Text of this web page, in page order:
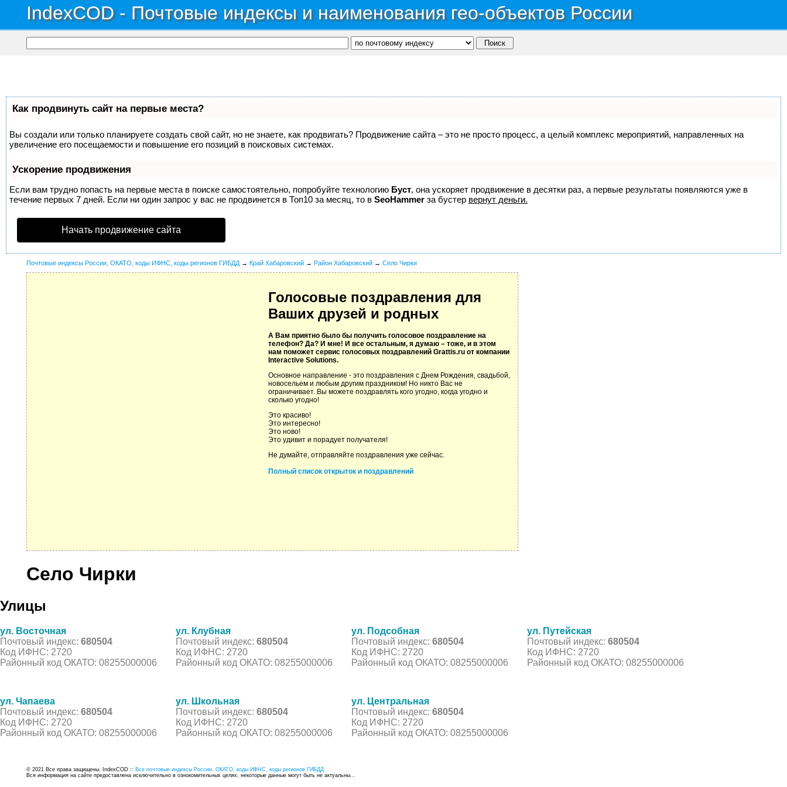
IndexCOD - Почтовые индексы и наименования гео-объектов России
Как продвинуть сайт на первые места?
Вы создали или только планируете создать свой сайт, но не знаете, как продвигать? Продвижение сайта – это не просто процесс, а целый комплекс мероприятий, направленных на
увеличение его посещаемости и повышение его позиций в поисковых системах.
Ускорение продвижения
Если вам трудно попасть на первые места в поиске самостоятельно, попробуйте технологию Буст, она ускоряет продвижение в десятки раз, а первые результаты появляются уже в
течение первых 7 дней. Если ни один запрос у вас не продвинется в Топ10 за месяц, то в SeoHammer за бустер вернут деньги.
Начать продвижение сайта
Почтовые индексы России, ОКАТО, коды ИФНС, коды регионов ГИБДД → Край Хабаровский → Район Хабаровский → Село Чирки
Голосовые поздравления для
Ваших друзей и родных
А Вам приятно было бы получить голосовое поздравление на
телефон? Да? И мне! И все остальным, я думаю – тоже, и в этом
нам поможет сервис голосовых поздравлений Grattis.ru от компании
Interactive Solutions.
Основное направление - это поздравления с Днем Рождения, свадьбой,
новосельем и любым другим праздником! Но никто Вас не
ограничивает. Вы можете поздравлять кого угодно, когда угодно и
сколько угодно!
Это красиво!
Это интересно!
Это ново!
Это удивит и порадует получателя!
Не думайте, отправляйте поздравления уже сейчас.
Полный список открыток и поздравлений
Село Чирки
Улицы
ул. Восточная
Почтовый индекс: 680504
Код ИФНС: 2720
Районный код ОКАТО: 08255000006
ул. Клубная
Почтовый индекс: 680504
Код ИФНС: 2720
Районный код ОКАТО: 08255000006
ул. Подсобная
Почтовый индекс: 680504
Код ИФНС: 2720
Районный код ОКАТО: 08255000006
ул. Путейская
Почтовый индекс: 680504
Код ИФНС: 2720
Районный код ОКАТО: 08255000006
ул. Чапаева
Почтовый индекс: 680504
Код ИФНС: 2720
Районный код ОКАТО: 08255000006
ул. Школьная
Почтовый индекс: 680504
Код ИФНС: 2720
Районный код ОКАТО: 08255000006
ул. Центральная
Почтовый индекс: 680504
Код ИФНС: 2720
Районный код ОКАТО: 08255000006
© 2021 Все права защищены. IndexCOD :: Все почтовые индексы России, ОКАТО, коды ИФНС, коды регионов ГИБДД
Вся информация на сайте предоставлена исключительно в ознокомительных целях, некоторые данные могут быть не актуальны...